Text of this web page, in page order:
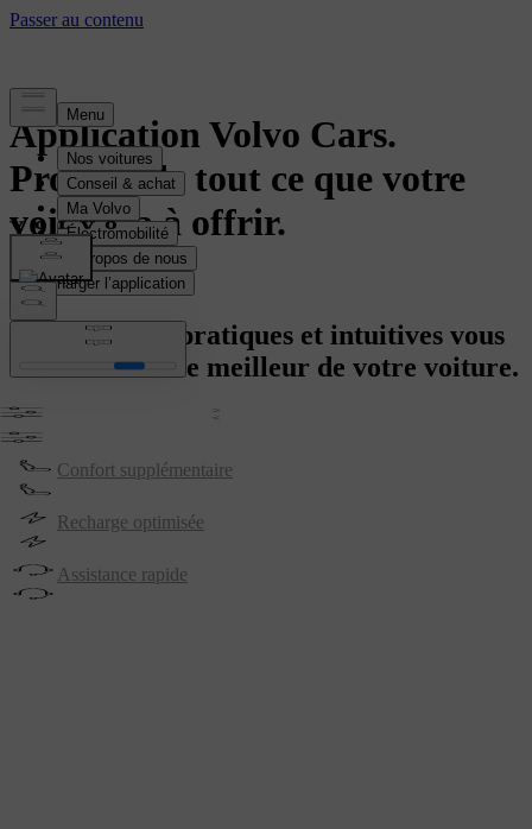
Application Volvo Cars.
Profitez de tout ce que votre
voiture a à offrir.
Télécharger l’application
Des fonctions pratiques et intuitives vous
aident à tirer le meilleur de votre voiture.
Confort supplémentaire
Recharge optimisée
Assistance rapide